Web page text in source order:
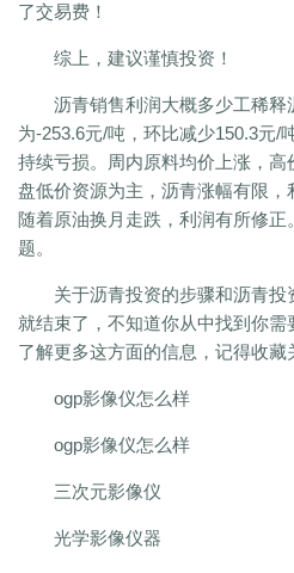
了交易费！
综上，建议谨慎投资！
沥青销售利润大概多少工稀释
为-253.6元/吨，环比减少150.3元/
持续亏损。周内原料均价上涨，
盘低价资源为主，沥青涨幅有限，
随着原油换月走跌，利润有所修
题。
关于沥青投资的步骤和沥青
就结束了，不知道你从中找到你
了解更多这方面的信息，记得收藏
ogp影像仪怎么样
ogp影像仪怎么样
三次元影像仪
光学影像仪器